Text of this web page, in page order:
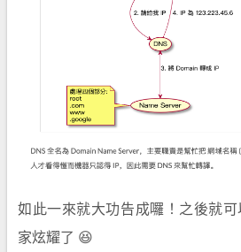
如此一來就大功告成囉！之後就
家炫耀了 😆